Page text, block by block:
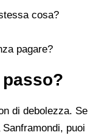
cosa?
pagare?
di debolezza. Se
puoi